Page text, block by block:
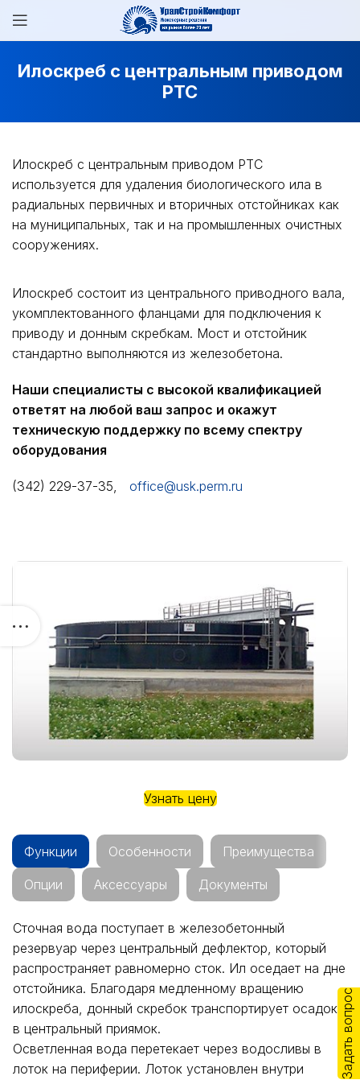
Илоскреб с центральным приводом
PTC
Илоскреб с центральным приводом PTС
используется для удаления биологического ила в
радиальных первичных и вторичных отстойниках как
на муниципальных, так и на промышленных очистных
сооружениях.
Илоскреб состоит из центрального приводного вала,
укомплектованного фланцами для подключения к
приводу и донным скребкам. Мост и отстойник
стандартно выполняются из железобетона.
Наши специалисты с высокой квалификацией
ответят на любой ваш запрос и окажут
техническую поддержку по всему спектру
оборудования
(342) 229-37-35, office@usk.perm.ru
Узнать цену
Функции Особенности Преимущества
Опции Аксессуары Документы
Сточная вода поступает в железобетонный
резервуар через центральный дефлектор, который
распространяет равномерно сток. Ил оседает на дне
отстойника. Благодаря медленному вращению
илоскреба, донный скребок транспортирует осадок
в центральный приямок.
Осветленная вода перетекает через водосливы в
лоток на периферии. Лоток установлен внутри
Задать вопрос